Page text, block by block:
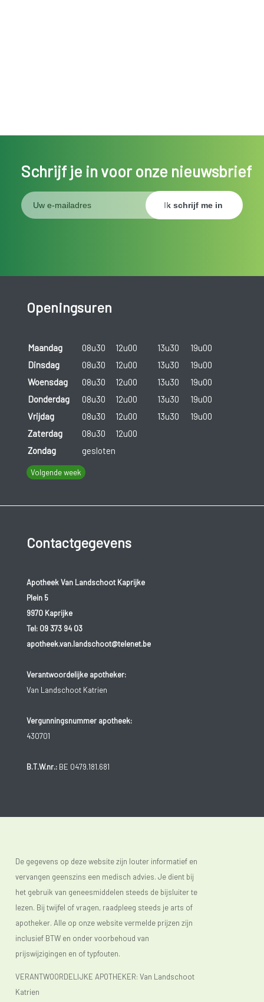
Schrijf je in voor onze nieuwsbrief
Openingsuren
Maandag 08u30 12u00 13u30
19u00
Dinsdag
08u30 12u00 13u30
19u00
Woensdag
08u30 12u00 13u30
19u00
Donderdag
08u30 12u00 13u30
19u00
Vrijdag
08u30 12u00 13u30
19u00
Zaterdag
08u30
12u00
Zondag
gesloten
Volgende week
Contactgegevens
Apotheek Van Landschoot Kaprijke
Plein 5
9970 Kaprijke
Tel: 09 373 94 03
apotheek.van.landschoot@telenet.be
Verantwoordelijke apotheker:
Van Landschoot Katrien
Vergunningsnummer apotheek:
430701
B.T.W.nr.:BE 0479.181.681
De gegevens op deze website zijn louter informatief en
vervangen geenszins een medisch advies. Je dient bij
het gebruik van geneesmiddelen steeds de bijsluiter te
lezen. Bij twijfel of vragen, raadpleeg steeds je arts of
apotheker. Alle op onze website vermelde prijzen zijn
inclusief BTW en onder voorbehoud van
prijswijzigingen en of typfouten.
VERANTWOORDELIJKE APOTHEKER: Van Landschoot
Katrien